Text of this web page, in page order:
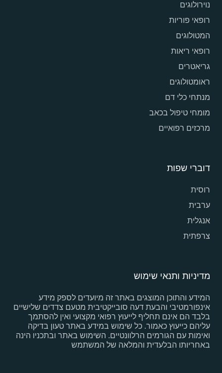
נוירולוגים
רופאי פוריות
המטולוגים
רופאי ריאות
גריאטרים
ראומטולוגים
מנתחי כלי דם
מומחי טיפול בכאב
מרכזים רפואיים
דוברי שפות
רוסית
ערבית
אנגלית
צרפתית
מדיניות ותנאי שימוש
המידע והתוכן המוצגים באתר זה מיועדים לספק מידע
אינפורמטיבי והבעת דעה סובייקטיבית מטעם צדדים שלישיים
בלבד הם אינם תחליף לייעוץ רפואי מקצועי ואין להסתמך
עליהם כייעוץ כאמור. כל שימוש במידע באתר טעון בדיקה
ואימות עם הגורמים הרלוונטיים. השימוש באתר ובתכניו הינה
באחריותו הבלעדית והמלאה של המשתמש